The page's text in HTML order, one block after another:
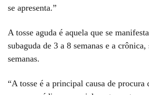
se apresenta.”
A tosse aguda é aquela que se
subaguda de 3 a 8 semanas e a
semanas.
“A tosse é a principal causa de procura